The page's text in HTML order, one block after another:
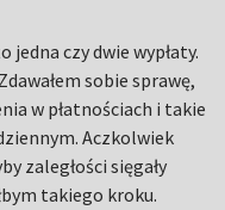
jedna czy dwie wypłaty.
sobie sprawę,
w płatnościach i takie
Aczkolwiek
zaległości sięgały
takiego kroku.